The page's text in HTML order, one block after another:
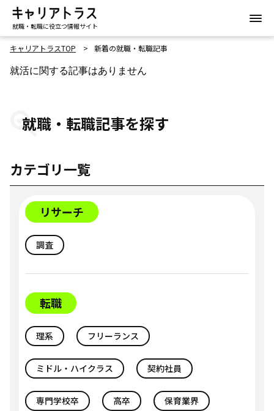
就職・転職に役立つ情報サイト
キャリアトラスTOP 新着の就職・転職記事
就活に関する記事はありません
就職・転職記事を探す
カテゴリ一覧
リサーチ
調査
転職
理系 フリーランス
ミドル・ハイクラス 契約社員
専門学校卒 高卒 保育業界